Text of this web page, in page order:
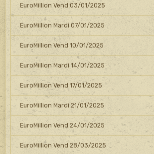
EuroMillion Vend 03/01/2025
EuroMillion Mardi 07/01/2025
EuroMillion Vend 10/01/2025
EuroMillion Mardi 14/01/2025
EuroMillion Vend 17/01/2025
EuroMillion Mardi 21/01/2025
EuroMillion Vend 24/01/2025
EuroMillion Vend 28/03/2025